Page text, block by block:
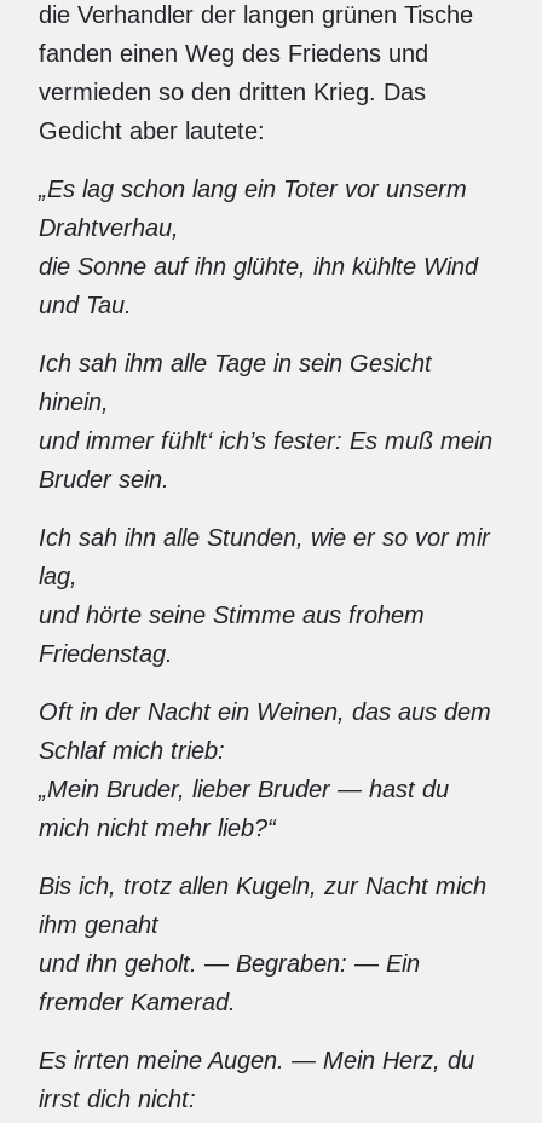
die Verhandler der langen grünen Tische
fanden einen Weg des Friedens und
vermieden so den dritten Krieg. Das
Gedicht aber lautete:
„Es lag schon lang ein Toter vor unserm
Drahtverhau,
die Sonne auf ihn glühte, ihn kühlte Wind
und Tau.
Ich sah ihm alle Tage in sein Gesicht
hinein,
und immer fühlt‘ ich’s fester: Es muß mein
Bruder sein.
Ich sah ihn alle Stunden, wie er so vor mir
lag,
und hörte seine Stimme aus frohem
Friedenstag.
Oft in der Nacht ein Weinen, das aus dem
Schlaf mich trieb:
„Mein Bruder, lieber Bruder — hast du
mich nicht mehr lieb?“
Bis ich, trotz allen Kugeln, zur Nacht mich
ihm genaht
und ihn geholt. — Begraben: — Ein
fremder Kamerad.
Es irrten meine Augen. — Mein Herz, du
irrst dich nicht: